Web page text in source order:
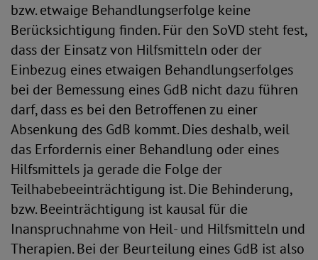
bzw. etwaige Behandlungserfolge keine
Berücksichtigung finden. Für den SoVD steht fest,
dass der Einsatz von Hilfsmitteln oder der
Einbezug eines etwaigen Behandlungserfolges
bei der Bemessung eines GdB nicht dazu führen
darf, dass es bei den Betroffenen zu einer
Absenkung des GdB kommt. Dies deshalb, weil
das Erfordernis einer Behandlung oder eines
Hilfsmittels ja gerade die Folge der
Teilhabebeeinträchtigung ist. Die Behinderung,
bzw. Beeinträchtigung ist kausal für die
Inanspruchnahme von Heil- und Hilfsmitteln und
Therapien. Bei der Beurteilung eines GdB ist also